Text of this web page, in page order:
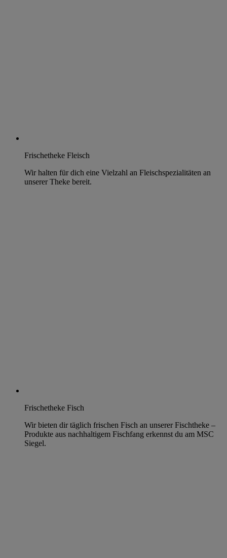
Frischetheke Fleisch
Wir halten für dich eine Vielzahl an Fleischspezialitäten an
unserer Theke bereit.
Frischetheke Fisch
Wir bieten dir täglich frischen Fisch an unserer Fischtheke –
Produkte aus nachhaltigem Fischfang erkennst du am MSC
Siegel.